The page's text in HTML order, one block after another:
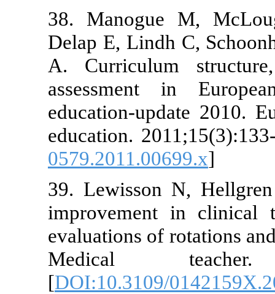
38.
Delap E,
A.
education-
education.
39.
evaluations of
Medical
[